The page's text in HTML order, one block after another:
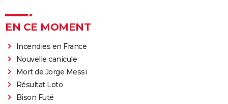
EN CE MOMENT
Incendies en France
Nouvelle canicule
Mort de Jorge Messi
Résultat Loto
Bison Futé